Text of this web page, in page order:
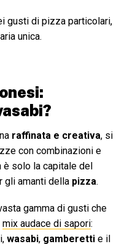
gusti di pizza particolari,
unica.
raffinata e creativa, si
con combinazioni e
è solo la capitale del
gli amanti della pizza.
gamma di gusti che
mix audace di sapori:
wasabi, gamberetti e il